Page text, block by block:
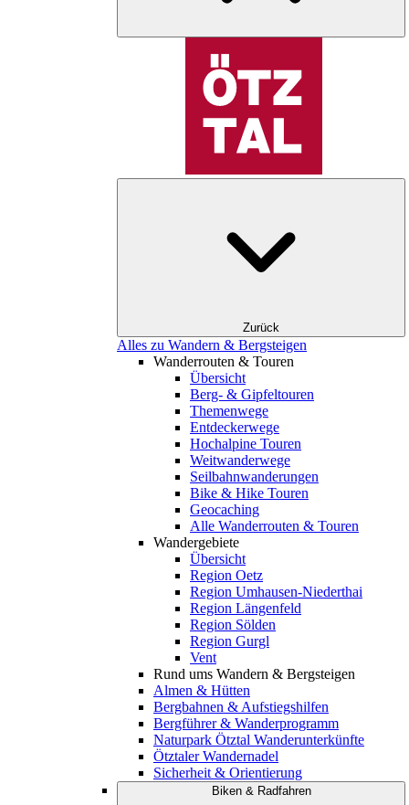
Zurück
Alles zu Wandern & Bergsteigen
Wanderrouten & Touren
Übersicht
Berg- & Gipfeltouren
Themenwege
Entdeckerwege
Hochalpine Touren
Weitwanderwege
Seilbahnwanderungen
Bike & Hike Touren
Geocaching
Alle Wanderrouten & Touren
Wandergebiete
Übersicht
Region Oetz
Region Umhausen-Niederthai
Region Längenfeld
Region Sölden
Region Gurgl
Vent
Rund ums Wandern & Bergsteigen
Almen & Hütten
Bergbahnen & Aufstiegshilfen
Bergführer & Wanderprogramm
Naturpark Ötztal Wanderunterkünfte
Ötztaler Wandernadel
Sicherheit & Orientierung
Biken & Radfahren